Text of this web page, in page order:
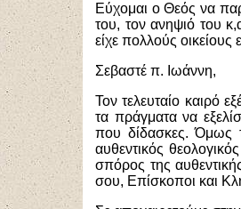
Εύχομαι ο Θεός να
του, τον ανηψιό του
είχε πολλούς οικείους
Σεβαστέ π. Ιωάννη,
Τον τελευταίο καιρό
τα πράγματα να
που δίδασκες. Όμως
αυθεντικός
σπόρος της
σου, Επίσκοποι και